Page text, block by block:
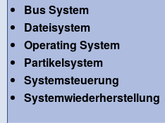
Bus System
Dateisystem
Operating System
Partikelsystem
Systemsteuerung
Systemwiederherstellung